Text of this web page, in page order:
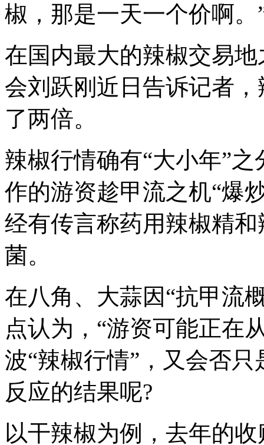
椒，那是一天一个价啊。
在国内最大的辣椒交易
会刘跃刚近日告诉记者
了两倍。
辣椒行情确有“大小年”
作的游资趁甲流之机“爆
经有传言称药用辣椒精
菌。
在八角、大蒜因“抗甲流
点认为，“游资可能正在
波“辣椒行情”，又会否
反应的结果呢?
以干辣椒为例，去年的